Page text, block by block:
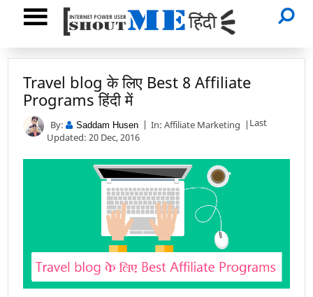
Travel blog के लिए Best 8 Affiliate
Programs हिंदी में
By: Saddam Husen In: Affiliate Marketing
Last
Updated: 20 Dec, 2016